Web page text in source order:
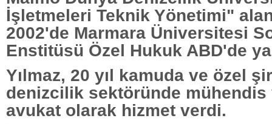
İşletmeleri Teknik Yönetimi"
2002'de Marmara Üniversitesi
Enstitüsü Özel Hukuk ABD'de
Yılmaz, 20 yıl kamuda ve özel
denizcilik sektöründe mühendis
avukat olarak hizmet verdi.